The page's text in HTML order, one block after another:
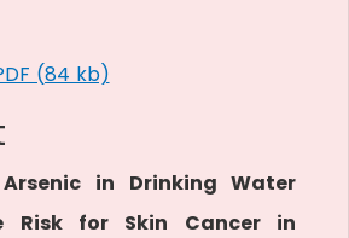
(84 kb)
in Drinking Water
Risk for Skin Cancer in